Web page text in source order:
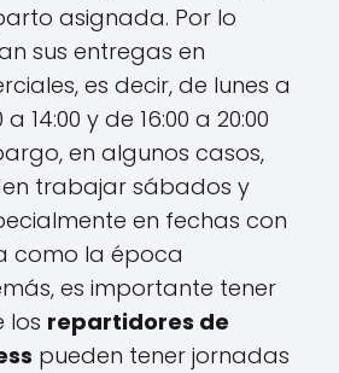
asignada. Por lo
sus entregas en
es decir, de lunes a
14:00 y de 16:00 a 20:00
en algunos casos,
trabajar sábados y
en fechas con
como la época
es importante tener
los repartidores de
pueden tener jornadas